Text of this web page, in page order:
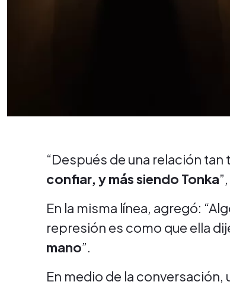
“Después de una relación tan
confiar, y más siendo Tonka
En la misma línea, agregó:
represión es como que ella
mano”.
En medio de la